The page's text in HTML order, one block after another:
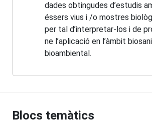
dades obtingudes d’estudis
éssers vius i /o mostres
per tal d’interpretar-los i de
ne l’aplicació en l’àmbit
bioambiental.
Blocs temàtics